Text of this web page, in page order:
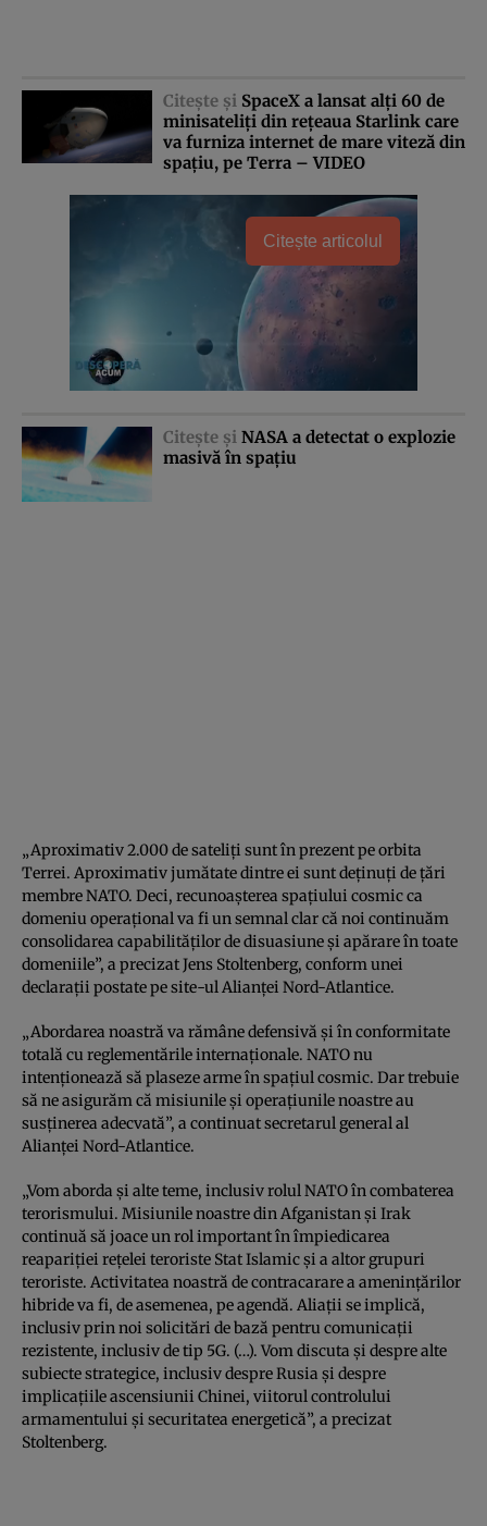
Citeşte şi SpaceX a lansat alţi 60 de
minisateliţi din reţeaua Starlink care
va furniza internet de mare viteză din
spaţiu, pe Terra – VIDEO
Citește articolul
Citeşte şi NASA a detectat o explozie
masivă în spaţiu
„Aproximativ 2.000 de sateliţi sunt în prezent pe orbita
Terrei. Aproximativ jumătate dintre ei sunt deţinuţi de ţări
membre NATO. Deci, recunoaşterea spaţiului cosmic ca
domeniu operaţional va fi un semnal clar că noi continuăm
consolidarea capabilităţilor de disuasiune şi apărare în toate
domeniile”, a precizat Jens Stoltenberg, conform unei
declaraţii postate pe site-ul Alianţei Nord-Atlantice.
„Abordarea noastră va rămâne defensivă şi în conformitate
totală cu reglementările internaţionale. NATO nu
intenţionează să plaseze arme în spaţiul cosmic. Dar trebuie
să ne asigurăm că misiunile şi operaţiunile noastre au
susţinerea adecvată”, a continuat secretarul general al
Alianţei Nord-Atlantice.
„Vom aborda şi alte teme, inclusiv rolul NATO în combaterea
terorismului. Misiunile noastre din Afganistan şi Irak
continuă să joace un rol important în împiedicarea
reapariţiei reţelei teroriste Stat Islamic şi a altor grupuri
teroriste. Activitatea noastră de contracarare a ameninţărilor
hibride va fi, de asemenea, pe agendă. Aliaţii se implică,
inclusiv prin noi solicitări de bază pentru comunicaţii
rezistente, inclusiv de tip 5G. (…). Vom discuta şi despre alte
subiecte strategice, inclusiv despre Rusia şi despre
implicaţiile ascensiunii Chinei, viitorul controlului
armamentului şi securitatea energetică”, a precizat
Stoltenberg.